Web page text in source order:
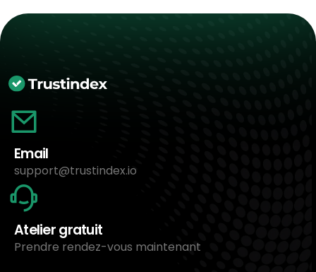
Email
support@trustindex.io
Atelier gratuit
Prendre rendez-vous maintenant